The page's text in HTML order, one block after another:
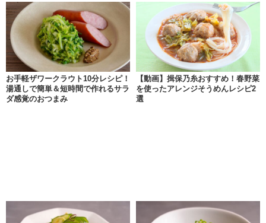
お手軽ザワークラウト10分レシピ！
湯通しで簡単＆短時間で作れるサラ
ダ感覚のおつまみ
【動画】揖保乃糸おすすめ！春野菜
を使ったアレンジそうめんレシピ2
選